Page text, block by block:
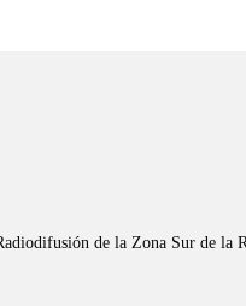
de la Zona Sur de la